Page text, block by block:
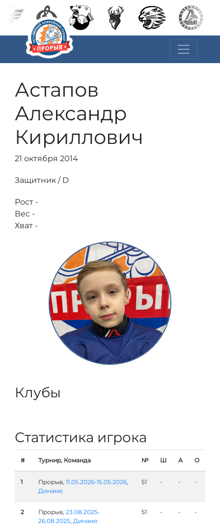
Астапов
Александр
Кириллович
21 октября 2014
Защитник / D
Рост -
Вес -
Хват -
Клубы
Статистика игрока
# Турнир, Команда № Ш А О
1 Прорыв, 11.05.2026-15.05.2026,
Динамо
51 - - -
2 Прорыв, 23.08.2025-
26.08.2025, Динамо
51 - - -